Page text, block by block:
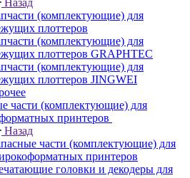
Назад
(комплектующие) для
плоттеров
(комплектующие) для
плоттеров GRAPHTEC
(комплектующие) для
плоттеров JINGWEI
части (комплектующие) для
принтеров
Назад
части (комплектующие) для
принтеров
головки и декодеры для